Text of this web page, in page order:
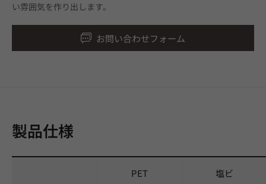
い雰囲気を作り出します。
お問い合わせフォーム
製品仕様
PET 塩ビ